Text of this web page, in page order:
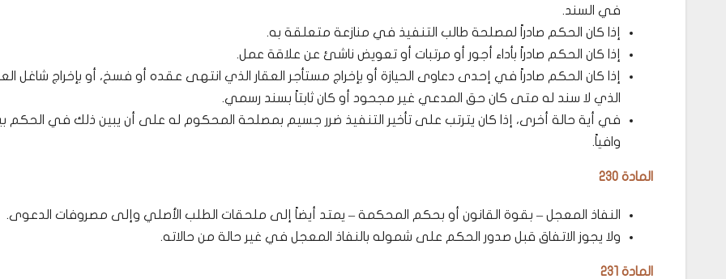
في السند.
إذا كان الحكم صادراً لمصلحة طالب التنفيذ في منازعة متعلقة به.
إذا كان الحكم صادراً بأداء أجور أو مرتبات أو تعويض ناشئ عن علاقة عمل.
إذا كان الحكم صادراً في إحدى دعاوى الحيازة أو بإخراج مستأجر العقار الذي انتهى عقده أو فسخ، أو بإخراج شاغل
الذي لا سند له متى كان حق المدعي غير مجحود أو كان ثابتاً بسند رسمي.
في أية حالة أخرى، إذا كان يترتب على تأخير التنفيذ ضرر جسيم بمصلحة المحكوم له على أن يبين ذلك في الحكم
وافياً.
المادة 230
النفاذ المعجل – بقوة القانون أو بحكم المحكمة – يمتد أيضاً إلى ملحقات الطلب الأصلي وإلى مصروفات الدعوى.
ولا يجوز الاتفاق قبل صدور الحكم على شموله بالنفاذ المعجل في غير حالة من حالاته.
المادة 231